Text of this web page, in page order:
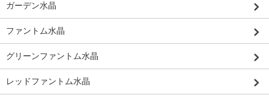
ガーデン水晶
ファントム水晶
グリーンファントム水晶
レッドファントム水晶